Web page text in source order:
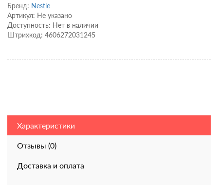
Бренд: Nestle
Артикул: Не указано
Доступность: Нет в наличии
Штрихкод: 4606272031245
Характеристики
Отзывы (0)
Доставка и оплата